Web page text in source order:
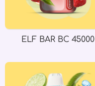
ELF BAR BC 45000